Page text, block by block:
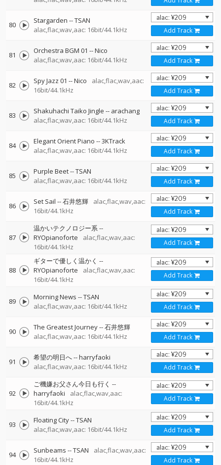
80 Stargarden --TSAN
alac,flac,wav,aac: 16bit/44.1kHz
Add Track
81 Orchestra BGM 01 --Nico
alac,flac,wav,aac: 16bit/44.1kHz
Add Track
82 Spy Jazz 01 --Nico
alac,flac,wav,aac:
16bit/44.1kHz
Add Track
83 Shakuhachi Taiko Jingle -- arachang
alac,flac,wav,aac: 16bit/44.1kHz
Add Track
84 Elegant Orient Piano --3KTrack
alac,flac,wav,aac: 16bit/44.1kHz
Add Track
85 Purple Beet--TSAN
alac,flac,wav,aac: 16bit/44.1kHz
Add Track
86 Set Sail --石井悠輝
alac,flac,wav,aac:
16bit/44.1kHz
Add Track
87
温かいテクノロジー系--
RYOpianoforte
alac,flac,wav,aac:
16bit/44.1kHz
Add Track
88
ギターで優しく温かく --
RYOpianoforte
alac,flac,wav,aac:
16bit/44.1kHz
Add Track
89 Morning News --TSAN
alac,flac,wav,aac: 16bit/44.1kHz
Add Track
90 The Greatest Journey--石井悠輝
alac,flac,wav,aac: 16bit/44.1kHz
Add Track
91 希望の明日へ--harryfaoki
alac,flac,wav,aac: 16bit/44.1kHz
Add Track
92
ご機嫌お父さん今日も行く --
harryfaoki
alac,flac,wav,aac:
16bit/44.1kHz
Add Track
93 Floating City--TSAN
alac,flac,wav,aac: 16bit/44.1kHz
Add Track
94 Sunbeams --TSAN
alac,flac,wav,aac:
16bit/44.1kHz
Add Track